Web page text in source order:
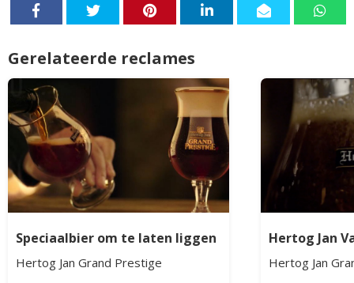
Gerelateerde reclames
Speciaalbier om te laten liggen
Hertog Jan Grand Prestige
Hertog Jan
Hertog Jan